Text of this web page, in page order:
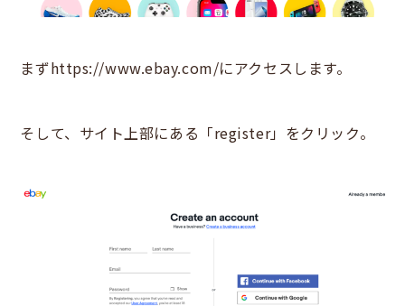
まずhttps://www.ebay.com/にアクセスします。
そして、サイト上部にある「register」をクリック。